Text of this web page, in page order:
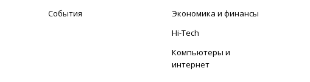
События
Экономика и финансы
Hi-Tech
Компьютеры и
интернет